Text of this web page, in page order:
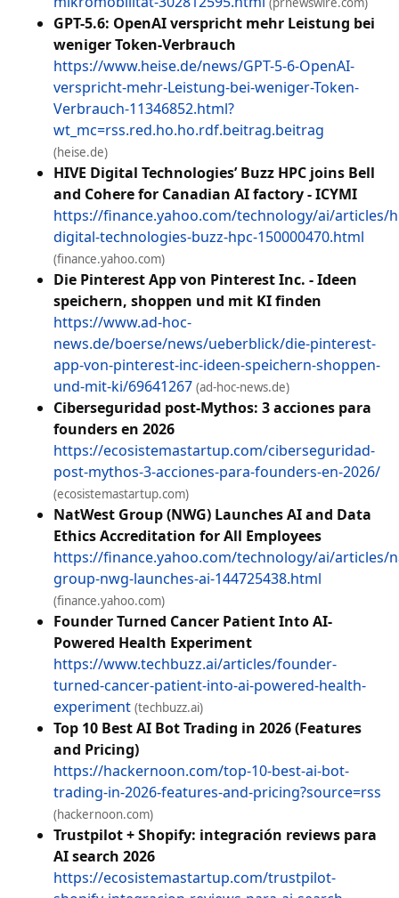
GPT-5.6: OpenAI verspricht mehr Leistung bei
weniger Token-Verbrauch
https://www.heise.de/news/GPT-5-6-OpenAI-
verspricht-mehr-Leistung-bei-weniger-Token-
Verbrauch-11346852.html?
wt_mc=rss.red.ho.ho.rdf.beitrag.beitrag
(heise.de)
HIVE Digital Technologies’ Buzz HPC joins Bell
and Cohere for Canadian AI factory - ICYMI
https://finance.yahoo.com/technology/ai/articles/
digital-technologies-buzz-hpc-150000470.html
(finance.yahoo.com)
Die Pinterest App von Pinterest Inc. - Ideen
speichern, shoppen und mit KI finden
https://www.ad-hoc-
news.de/boerse/news/ueberblick/die-pinterest-
app-von-pinterest-inc-ideen-speichern-shoppen-
und-mit-ki/69641267 (ad-hoc-news.de)
Ciberseguridad post-Mythos: 3 acciones para
founders en 2026
https://ecosistemastartup.com/ciberseguridad-
post-mythos-3-acciones-para-founders-en-2026/
(ecosistemastartup.com)
NatWest Group (NWG) Launches AI and Data
Ethics Accreditation for All Employees
https://finance.yahoo.com/technology/ai/articles/
group-nwg-launches-ai-144725438.html
(finance.yahoo.com)
Founder Turned Cancer Patient Into AI-
Powered Health Experiment
https://www.techbuzz.ai/articles/founder-
turned-cancer-patient-into-ai-powered-health-
experiment (techbuzz.ai)
Top 10 Best AI Bot Trading in 2026 (Features
and Pricing)
https://hackernoon.com/top-10-best-ai-bot-
trading-in-2026-features-and-pricing?source=rss
(hackernoon.com)
Trustpilot + Shopify: integración reviews para
AI search 2026
https://ecosistemastartup.com/trustpilot-